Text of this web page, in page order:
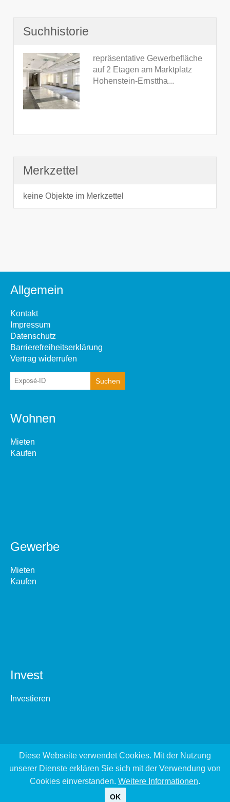
Suchhistorie
repräsentative Gewerbefläche
auf 2 Etagen am Marktplatz
Hohenstein-Ernsttha...
Merkzettel
keine Objekte im Merkzettel
Allgemein
Kontakt
Impressum
Datenschutz
Barrierefreiheitserklärung
Vertrag widerrufen
Wohnen
Mieten
Kaufen
Gewerbe
Mieten
Kaufen
Invest
Investieren
Diese Webseite verwendet Cookies. Mit der Nutzung
unserer Dienste erklären Sie sich mit der Verwendung von
Cookies einverstanden. Weitere Informationen.
OK